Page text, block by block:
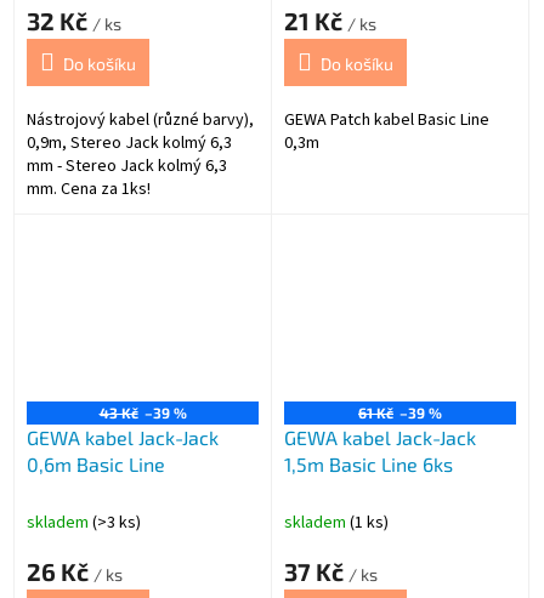
32 Kč / ks
Do košíku
Nástrojový kabel (různé barvy),
0,9m, Stereo Jack kolmý 6,3
mm - Stereo Jack kolmý 6,3
mm. Cena za 1ks!
21 Kč / ks
Do košíku
GEWA Patch kabel Basic Line
0,3m
43 Kč –39 %
GEWA kabel Jack-Jack
0,6m Basic Line
skladem (>3 ks)
26 Kč / ks
61 Kč –39 %
GEWA kabel Jack-Jack
1,5m Basic Line 6ks
skladem (1 ks)
37 Kč / ks